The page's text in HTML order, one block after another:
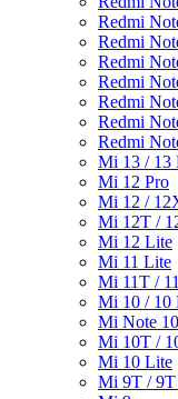
Redmi
Redmi
Redmi
Redmi
Redmi
Redmi
Redmi
Mi 13 / 13
Mi 12 Pro
Mi 12 /
Mi 12T /
Mi 12 Lite
Mi 11 Lite
Mi 11T /
Mi 10 / 10
Mi Note
Mi 10T /
Mi 10 Lite
Mi 9T / 9T